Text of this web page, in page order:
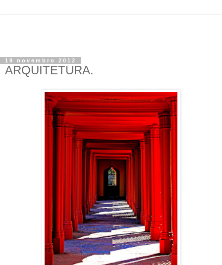
19 novembro 2012
ARQUITETURA.